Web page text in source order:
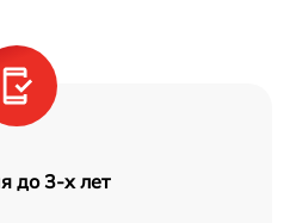
до 3-х лет